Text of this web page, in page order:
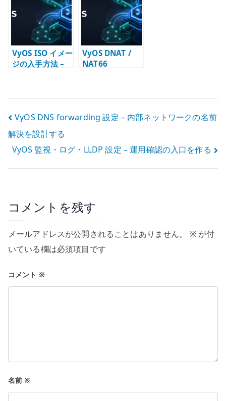
VyOS ISO イメー
ジの入手方法 –
VyOS DNAT /
NAT66
投
稿
ナ
ゲ
ー
シ
ン
VyOS DNS forwarding 設定 – 内部ネットワークの名前
解決を設計する
VyOS 監視・ログ・LLDP 設定 – 運用確認の入口を作る
コメントを残す
メールアドレスが公開されることはありません。 ※が付
いている欄は必須項目です
コメント ※
名前※